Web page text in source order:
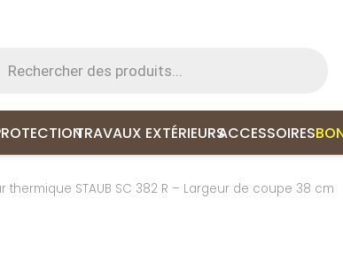
TRAVAUX EXTÉRIEURSACCESSOIRES
thermique STAUB SC 382 R – Largeur de coupe 38 cm